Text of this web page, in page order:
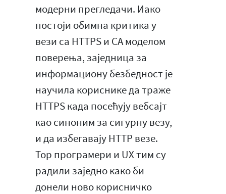
модерни прегледачи. Иако
постоји обимна критика у
вези са HTTPS и CA моделом
поверења, заједница за
информациону безбедност је
научила кориснике да траже
HTTPS када посећују вебсајт
као синоним за сигурну везу,
и да избегавају HTTP везе.
Тор програмери и UX тим су
радили заједно како би
донели ново корисничко